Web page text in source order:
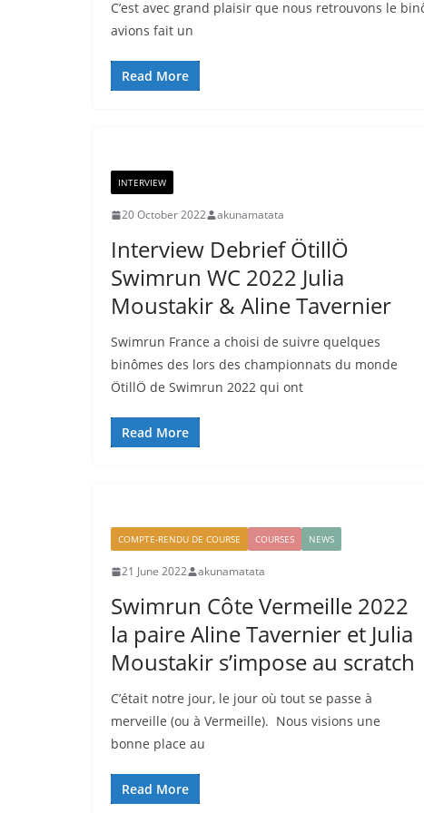
C’est avec grand plaisir que nous retrouvons le
avions fait un
Read More
INTERVIEW
20 October 2022 akunamatata
Interview Debrief ÖtillÖ
Swimrun WC 2022 Julia
Moustakir & Aline Tavernier
Swimrun France a choisi de suivre quelques
binômes des lors des championnats du monde
ÖtillÖ de Swimrun 2022 qui ont
Read More
COMPTE-RENDU DE COURSE COURSES NEWS
21 June 2022 akunamatata
Swimrun Côte Vermeille 2022
la paire Aline Tavernier et Julia
Moustakir s’impose au scratch
C’était notre jour, le jour où tout se passe à
merveille (ou à Vermeille). Nous visions une
bonne place au
Read More